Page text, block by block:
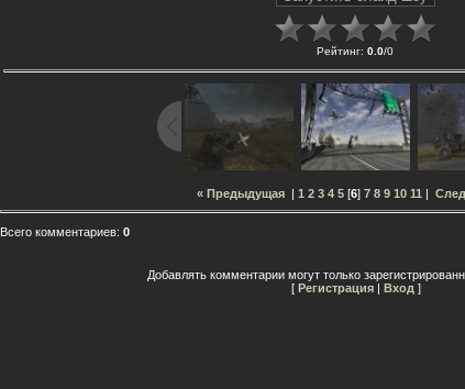
Рейтинг: 0.0/0
« Предыдущая| 1 2 3 4 5[6] 7 8 9 10 11 |
Всего комментариев: 0
Добавлять комментарии могут только
[ Регистрация| Вход ]